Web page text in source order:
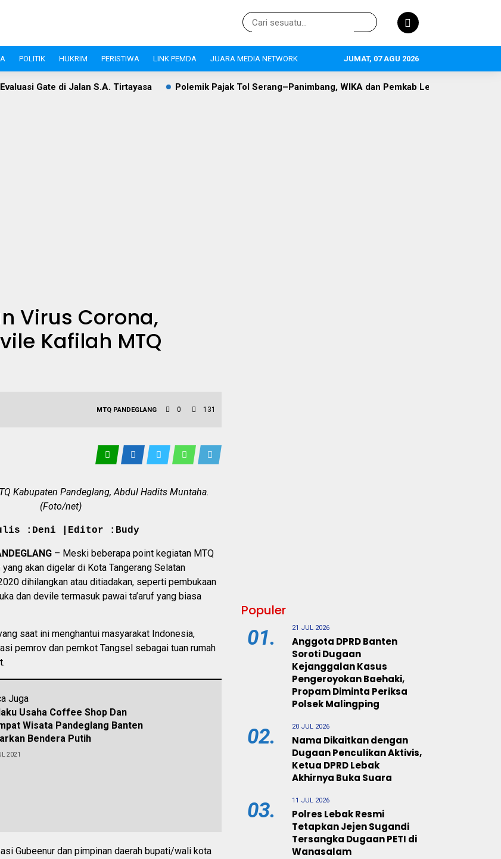
POLITIK HUKRIM PERISTIWA LINK PEMDA JUARA MEDIA NETWORK JUMAT, 07 AGU 2026
S.A. Tirtayasa Polemik Pajak Tol Serang–Panimbang, WIKA dan Pemkab Lebak Capai Titik Temu
Virus Corona,
Kafilah MTQ
MTQ PANDEGLANG 0 131
Kabupaten Pandeglang, Abdul Hadits Muntaha.
(Foto/net)
:Deni |Editor :Budy
– Meski beberapa point kegiatan MTQ
akan digelar di Kota Tangerang Selatan
dihilangkan atau ditiadakan, seperti pembukaan
dan devile termasuk pawai ta’aruf yang biasa
saat ini menghantui masyarakat Indonesia,
pemrov dan pemkot Tangsel sebagai tuan rumah
Juga
Usaha Coffee Shop Dan
Wisata Pandeglang Banten
Bendera Putih
2021
Gubeenur dan pimpinan daerah bupati/wali kota
Populer
01. 21 JUL 2026
Anggota DPRD Banten
Soroti Dugaan
Kejanggalan Kasus
Pengeroyokan Baehaki,
Propam Diminta Periksa
Polsek Malingping
02. 20 JUL 2026
Nama Dikaitkan dengan
Dugaan Penculikan Aktivis,
Ketua DPRD Lebak
Akhirnya Buka Suara
03. 11 JUL 2026
Polres Lebak Resmi
Tetapkan Jejen Sugandi
Tersangka Dugaan PETI di
Wanasalam